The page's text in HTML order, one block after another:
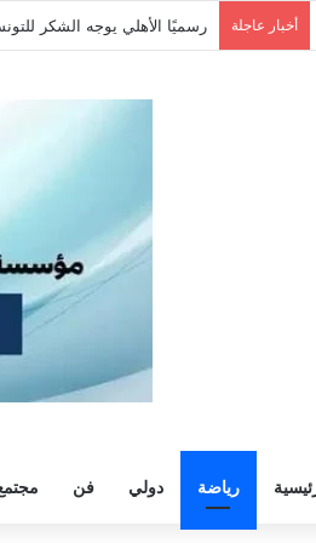
أخبار عاجلة مملكة جديدة للفرعون
رياضة دولي فن